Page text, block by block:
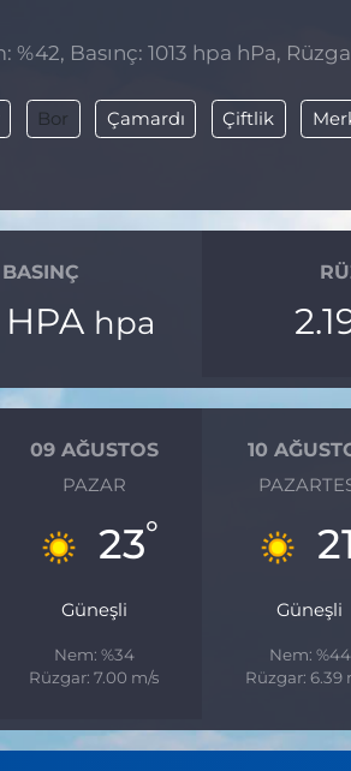
%42, Basınç: 1013 hpa hPa,
Bor Çamardı Çiftlik
BASINÇ
HPA hpa
09 AĞUSTOS
PAZAR
23°
Güneşli
Nem: %34
Rüzgar: 7.00 m/s
10
21
Güneşli
Nem: %44
Rüzgar: 6.39